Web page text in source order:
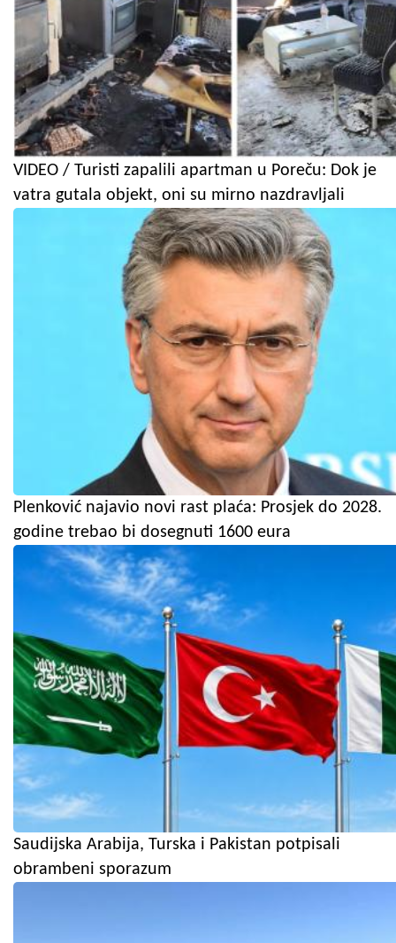
VIDEO / Turisti zapalili apartman u Poreču: Dok je
vatra gutala objekt, oni su mirno nazdravljali
Plenković najavio novi rast plaća: Prosjek do 2028.
godine trebao bi dosegnuti 1600 eura
Saudijska Arabija, Turska i Pakistan potpisali
obrambeni sporazum